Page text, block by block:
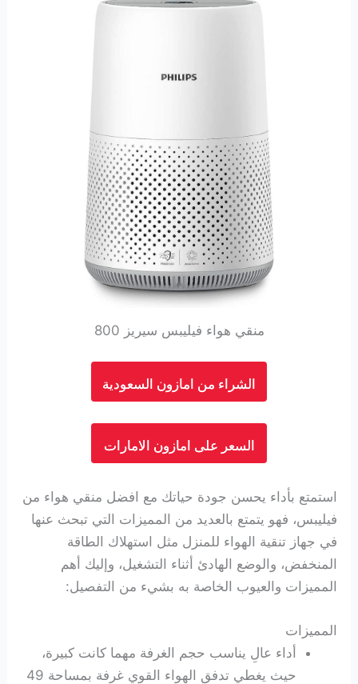
منقي هواء فيليبس سيريز 800
الشراء من امازون السعودية
السعر على امازون الامارات
استمتع بأداء يحسن جودة حياتك مع افضل منقي هواء من
فيليبس، فهو يتمتع بالعديد من المميزات التي تبحث عنها
في جهاز تنقية الهواء للمنزل مثل استهلاك الطاقة
المنخفض، والوضع الهادئ أثناء التشغيل، وإليك أهم
المميزات والعيوب الخاصة به بشيء من التفصيل:
المميزات
أداء عالِ يناسب حجم الغرفة مهما كانت كبيرة،
حيث يغطي تدفق الهواء القوي غرفة بمساحة 49